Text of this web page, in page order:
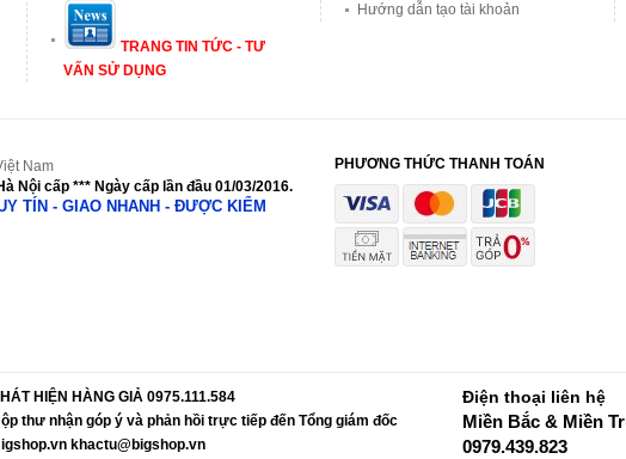
TRANG TIN TỨC - TƯ
VẤN SỬ DỤNG
Hướng dẫn tạo tài khoản
Nam
Nội cấp *** Ngày cấp lần đầu 01/03/2016.
TÍN - GIAO NHANH - ĐƯỢC KIỂM
PHƯƠNG THỨC THANH TOÁN
HIỆN HÀNG GIẢ 0975.111.584
thư nhận góp ý và phản hồi trực tiếp đến Tổng giám đốc
khactu@bigshop.vn
Điện thoại liên hệ
Miền Bắc & Miền
0979.439.823